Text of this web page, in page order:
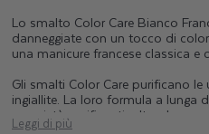
Lo smalto Color Care Bianco
danneggiate con un tocco di
una manicure francese classica e
Gli smalti Color Care purificano
ingiallite. La loro formula a lunga
proprietà purificanti, oltre che
Leggi di più